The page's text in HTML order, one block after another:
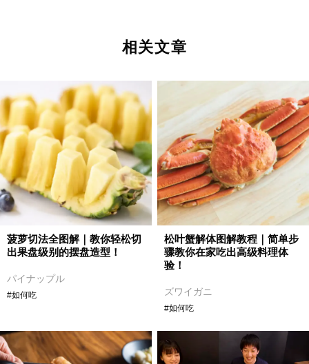
相关文章
菠萝切法全图解｜教你轻松切
出果盘级别的摆盘造型！
パイナップル
#如何吃
松叶蟹解体图解教程｜简单步
骤教你在家吃出高级料理体
验！
ズワイガニ
#如何吃